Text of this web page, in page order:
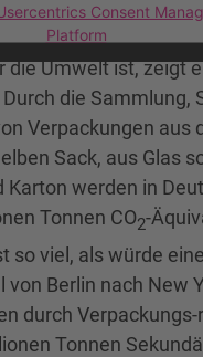
Consent
Platform
Effekt von richtiger
die Umwelt ist, zeigt
die Sammlung,
Verpackungen aus
Sack, aus Glas
Karton werden in
Tonnen CO2-
so viel, als würde
von Berlin nach New
durch
Tonnen